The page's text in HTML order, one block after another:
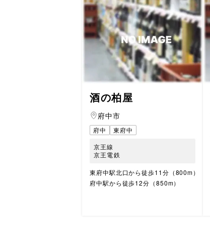
酒の柏屋
府中市
府中
東府中
京王線
京王電鉄
東府中駅北口から徒歩11分（800m）
府中駅から徒歩12分（850m）